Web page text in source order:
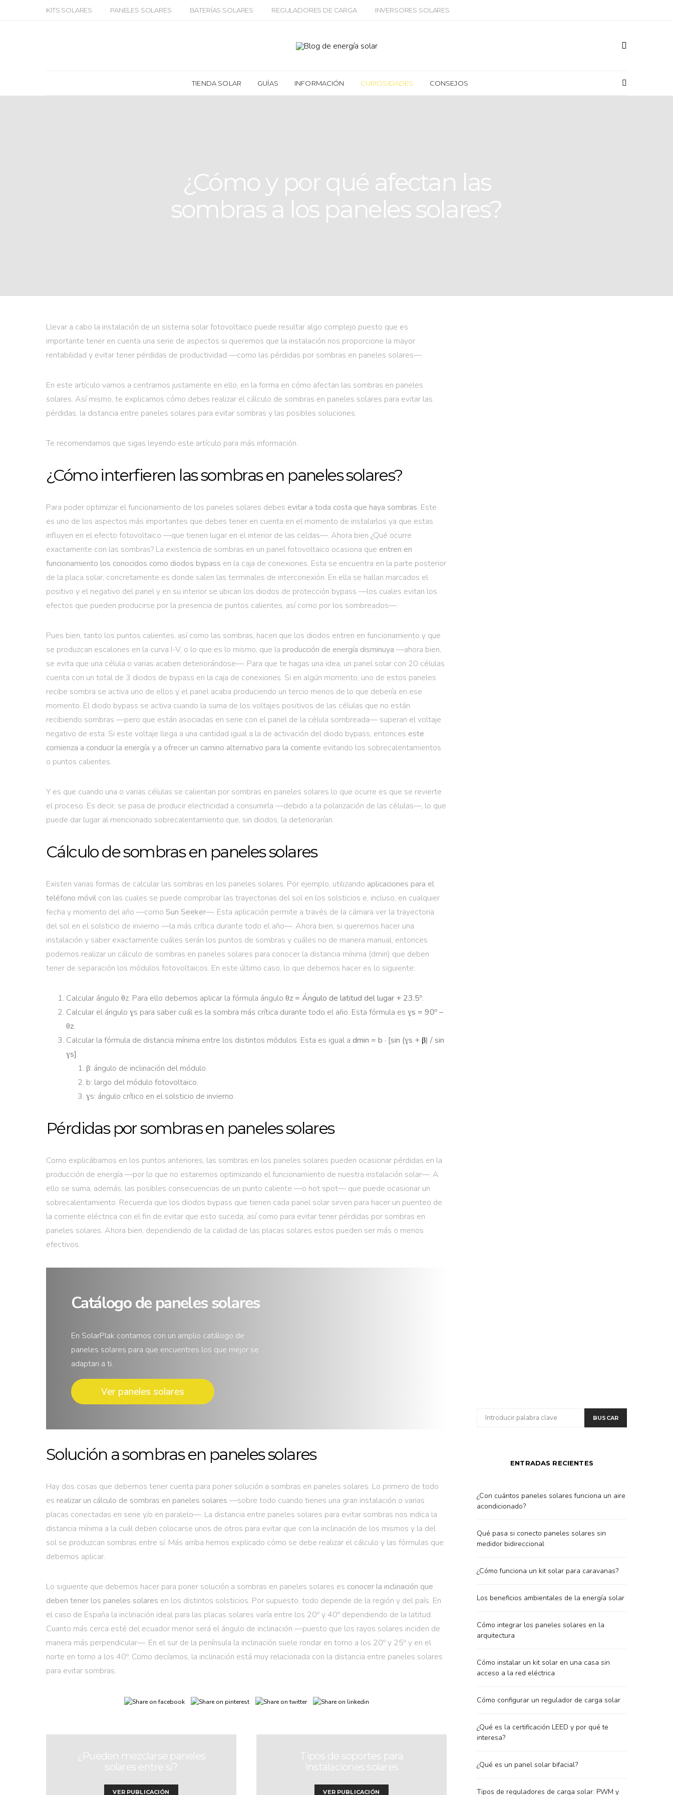
KITS SOLARES PANELES SOLARES BATERÍAS SOLARES REGULADORES DE CARGA INVERSORES SOLARES
TIENDA SOLAR GUÍAS INFORMACIÓN CURIOSIDADES CONSEJOS
¿Cómo y por qué afectan las
sombras a los paneles solares?
Llevar a cabo la instalación de un sistema solar fotovoltaico puede resultar algo complejo puesto que es
importante tener en cuenta una serie de aspectos si queremos que la instalación nos proporcione la mayor
rentabilidad y evitar tener pérdidas de productividad —como las pérdidas por sombras en paneles solares—.
En este artículo vamos a centrarnos justamente en ello, en la forma en cómo afectan las sombras en paneles
solares. Así mismo, te explicamos cómo debes realizar el cálculo de sombras en paneles solares para evitar las
pérdidas, la distancia entre paneles solares para evitar sombras y las posibles soluciones.
Te recomendamos que sigas leyendo este artículo para más información.
¿Cómo interfieren las sombras en paneles solares?
Para poder optimizar el funcionamiento de los paneles solares debes evitar a toda costa que haya sombras. Este
es uno de los aspectos más importantes que debes tener en cuenta en el momento de instalarlos ya que estas
influyen en el efecto fotovoltaico —que tienen lugar en el interior de las celdas—. Ahora bien ¿Qué ocurre
exactamente con las sombras? La existencia de sombras en un panel fotovoltaico ocasiona que entren en
funcionamiento los conocidos como diodos bypass en la caja de conexiones. Esta se encuentra en la parte posterior
de la placa solar, concretamente es donde salen las terminales de interconexión. En ella se hallan marcados el
positivo y el negativo del panel y en su interior se ubican los diodos de protección bypass —los cuales evitan los
efectos que pueden producirse por la presencia de puntos calientes, así como por los sombreados—.
Pues bien, tanto los puntos calientes, así como las sombras, hacen que los diodos entren en funcionamiento y que
se produzcan escalones en la curva I-V, o lo que es lo mismo, que la producción de energía disminuya —ahora bien,
se evita que una célula o varias acaben deteriorándose—. Para que te hagas una idea, un panel solar con 20 células
cuenta con un total de 3 diodos de bypass en la caja de conexiones. Si en algún momento, uno de estos paneles
recibe sombra se activa uno de ellos y el panel acaba produciendo un tercio menos de lo que debería en ese
momento. El diodo bypass se activa cuando la suma de los voltajes positivos de las células que no están
recibiendo sombras —pero que están asociadas en serie con el panel de la célula sombreada— superan el voltaje
negativo de esta. Si este voltaje llega a una cantidad igual a la de activación del diodo bypass, entonces este
comienza a conducir la energía y a ofrecer un camino alternativo para la corriente evitando los sobrecalentamientos
o puntos calientes.
Y es que cuando una o varias células se calientan por sombras en paneles solares lo que ocurre es que se revierte
el proceso. Es decir, se pasa de producir electricidad a consumirla —debido a la polarización de las células—, lo que
puede dar lugar al mencionado sobrecalentamiento que, sin diodos, la deteriorarían.
Cálculo de sombras en paneles solares
Existen varias formas de calcular las sombras en los paneles solares. Por ejemplo, utilizando aplicaciones para el
teléfono móvil con las cuales se puede comprobar las trayectorias del sol en los solsticios e, incluso, en cualquier
fecha y momento del año —como Sun Seeker—. Esta aplicación permite a través de la cámara ver la trayectoria
del sol en el solsticio de invierno —la más crítica durante todo el año—. Ahora bien, si queremos hacer una
instalación y saber exactamente cuáles serán los puntos de sombras y cuáles no de manera manual, entonces
podemos realizar un cálculo de sombras en paneles solares para conocer la distancia mínima (dmin) que deben
tener de separación los módulos fotovoltaicos. En este último caso, lo que debemos hacer es lo siguiente:
Calcular ángulo θz. Para ello debemos aplicar la fórmula ángulo θz = Ángulo de latitud del lugar + 23.5º.
Calcular el ángulo ɣs para saber cuál es la sombra más crítica durante todo el año. Esta fórmula es ɣs = 90º –
θz.
Calcular la fórmula de distancia mínima entre los distintos módulos. Esta es igual a dmin = b · [sin (ɣs + β) / sin
ɣs].
β: ángulo de inclinación del módulo.
b: largo del módulo fotovoltaico.
ɣs: ángulo crítico en el solsticio de invierno.
Pérdidas por sombras en paneles solares
Como explicábamos en los puntos anteriores, las sombras en los paneles solares pueden ocasionar pérdidas en la
producción de energía —por lo que no estaremos optimizando el funcionamiento de nuestra instalación solar—. A
ello se suma, además, las posibles consecuencias de un punto caliente —o hot spot— que puede ocasionar un
sobrecalentamiento. Recuerda que los diodos bypass que tienen cada panel solar sirven para hacer un puenteo de
la corriente eléctrica con el fin de evitar que esto suceda, así como para evitar tener pérdidas por sombras en
paneles solares. Ahora bien, dependiendo de la calidad de las placas solares estos pueden ser más o menos
efectivos.
Catálogo de paneles solares
En SolarPlak contamos con un amplio catálogo de
paneles solares para que encuentres los que mejor se
adaptan a ti.
Ver paneles solares
Solución a sombras en paneles solares
Hay dos cosas que debemos tener cuenta para poner solución a sombras en paneles solares. Lo primero de todo
es realizar un cálculo de sombras en paneles solares —sobre todo cuando tienes una gran instalación o varias
placas conectadas en serie y/o en paralelo—. La distancia entre paneles solares para evitar sombras nos indica la
distancia mínima a la cuál deben colocarse unos de otros para evitar que con la inclinación de los mismos y la del
sol se produzcan sombras entre sí. Más arriba hemos explicado cómo se debe realizar el cálculo y las fórmulas que
debemos aplicar.
Lo siguiente que debemos hacer para poner solución a sombras en paneles solares es conocer la inclinación que
deben tener los paneles solares en los distintos solsticios. Por supuesto, todo depende de la región y del país. En
el caso de España la inclinación ideal para las placas solares varía entre los 20º y 40º dependiendo de la latitud.
Cuanto más cerca esté del ecuador menor será el ángulo de inclinación —puesto que los rayos solares inciden de
manera más perpendicular—. En el sur de la península la inclinación suele rondar en torno a los 20º y 25º y en el
norte en torno a los 40º. Como decíamos, la inclinación está muy relacionada con la distancia entre paneles solares
para evitar sombras.
¿Pueden mezclarse paneles
solares entre sí?
VER PUBLICACIÓN
Tipos de soportes para
instalaciones solares
VER PUBLICACIÓN
POR:
BUSCAR
ENTRADAS RECIENTES
¿Con cuántos paneles solares funciona un aire
acondicionado?
Qué pasa si conecto paneles solares sin
medidor bidireccional
¿Cómo funciona un kit solar para caravanas?
Los beneficios ambientales de la energía solar
Cómo integrar los paneles solares en la
arquitectura
Cómo instalar un kit solar en una casa sin
acceso a la red eléctrica
Cómo configurar un regulador de carga solar
¿Qué es la certificación LEED y por qué te
interesa?
¿Qué es un panel solar bifacial?
Tipos de reguladores de carga solar: PWM y